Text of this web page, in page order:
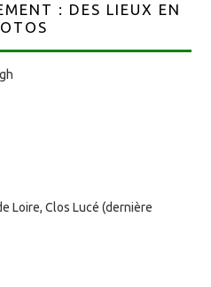
: DES LIEUX EN
Loire, Clos Lucé (dernière